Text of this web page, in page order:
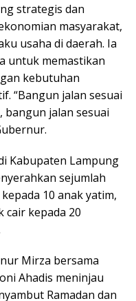
strategis dan
masyarakat,
usaha di daerah. Ia
untuk memastikan
kebutuhan
“Bangun jalan sesuai
jalan sesuai
Kabupaten Lampung
sejumlah
10 anak yatim,
cair kepada 20
Mirza bersama
Ahadis meninjau
Ramadan dan